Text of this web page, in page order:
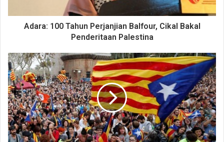
Adara: 100 Tahun Perjanjian Balfour, Cikal Bakal
Penderitaan Palestina